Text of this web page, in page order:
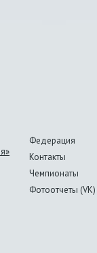
Федерация
Контакты
Чемпионаты
Фотоотчеты (VK)